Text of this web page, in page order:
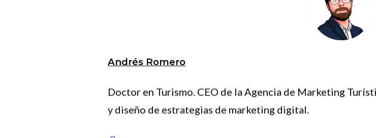
Andrés Romero
Doctor en Turismo. CEO de la Agencia de Marketing
y diseño de estrategias de marketing digital.